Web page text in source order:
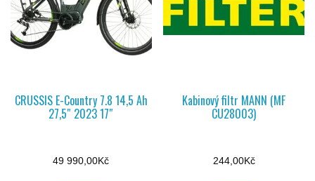
CRUSSIS E-Country 7.8 14,5 Ah
27,5″ 2023 17″
49 990,00Kč
Kabinový filtr MANN (MF
CU28003)
244,00Kč